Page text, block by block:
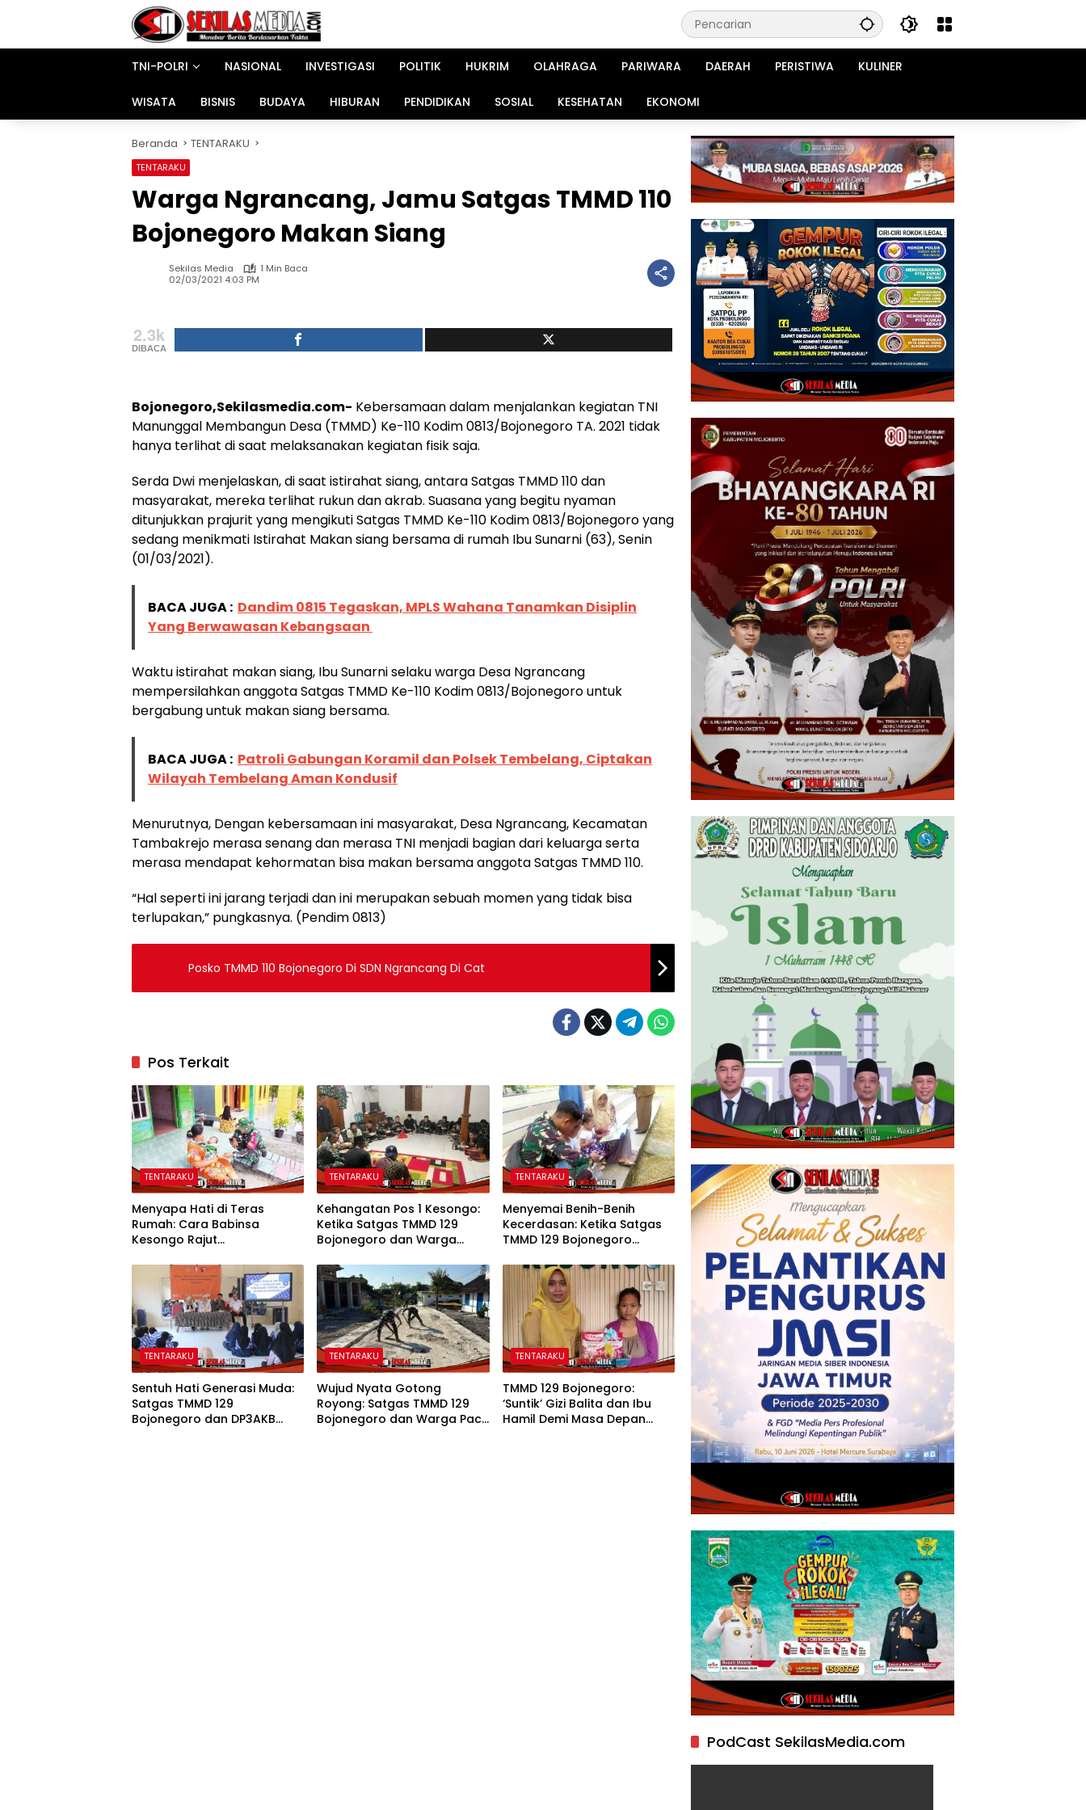
TNI-POLRI
NASIONAL INVESTIGASI POLITIK HUKRIM OLAHRAGA PARIWARA DAERAH PERISTIWA KULINER
WISATA BISNIS BUDAYA HIBURAN PENDIDIKAN SOSIAL KESEHATAN EKONOMI
Beranda TENTARAKU
TENTARAKU
Warga Ngrancang, Jamu Satgas TMMD 110
Bojonegoro Makan Siang
Sekilas Media
1 Min Baca
02/03/2021 4:03 PM
2.3k
DIBACA
Bojonegoro,Sekilasmedia.com- Kebersamaan dalam menjalankan kegiatan TNI
Manunggal Membangun Desa (TMMD) Ke-110 Kodim 0813/Bojonegoro TA. 2021 tidak
hanya terlihat di saat melaksanakan kegiatan fisik saja.
Serda Dwi menjelaskan, di saat istirahat siang, antara Satgas TMMD 110 dan
masyarakat, mereka terlihat rukun dan akrab. Suasana yang begitu nyaman
ditunjukkan prajurit yang mengikuti Satgas TMMD Ke-110 Kodim 0813/Bojonegoro yang
sedang menikmati Istirahat Makan siang bersama di rumah Ibu Sunarni (63), Senin
(01/03/2021).
BACA JUGA : Dandim 0815 Tegaskan, MPLS Wahana Tanamkan Disiplin
Yang Berwawasan Kebangsaan
Waktu istirahat makan siang, Ibu Sunarni selaku warga Desa Ngrancang
mempersilahkan anggota Satgas TMMD Ke-110 Kodim 0813/Bojonegoro untuk
bergabung untuk makan siang bersama.
BACA JUGA : Patroli Gabungan Koramil dan Polsek Tembelang, Ciptakan
Wilayah Tembelang Aman Kondusif
Menurutnya, Dengan kebersamaan ini masyarakat, Desa Ngrancang, Kecamatan
Tambakrejo merasa senang dan merasa TNI menjadi bagian dari keluarga serta
merasa mendapat kehormatan bisa makan bersama anggota Satgas TMMD 110.
“Hal seperti ini jarang terjadi dan ini merupakan sebuah momen yang tidak bisa
terlupakan,” pungkasnya. (Pendim 0813)
Posko TMMD 110 Bojonegoro Di SDN Ngrancang Di Cat
Pos Terkait
TENTARAKU
Menyapa Hati di Teras
Rumah: Cara Babinsa
Kesongo Rajut
Bojonegoro
TENTARAKU
Kehangatan Pos 1 Kesongo:
Ketika Satgas TMMD 129
Bojonegoro dan Warga
TENTARAKU
Menyemai Benih-Benih
Kecerdasan: Ketika Satgas
TMMD 129 Bojonegoro
Anak-Anak Kesongo
TENTARAKU
Sentuh Hati Generasi Muda:
Satgas TMMD 129
Bojonegoro dan DP3AKB
TENTARAKU
Wujud Nyata Gotong
Royong: Satgas TMMD 129
Bojonegoro dan Warga Pacu
TENTARAKU
TMMD 129 Bojonegoro:
‘Suntik’ Gizi Balita dan Ibu
Hamil Demi Masa Depan
PodCast SekilasMedia.com